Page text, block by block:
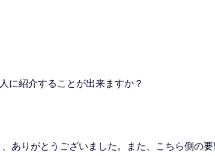
に紹介することが出来ますか？
ありがとうございました。また、こちら側の